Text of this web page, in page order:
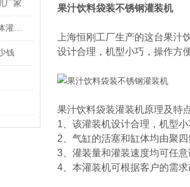
厂家
10-500ml蜂蜜化妆品卧式单头膏体灌装机
钱
果汁饮料袋装不锈钢灌装机
上海恒刚工厂生产的这台果
设计合理，机型小巧，操作方
果汁饮料袋装灌装机原理及特
1、该灌装机设计合理，机型
2、气缸的活塞和缸体均由聚
3、灌装量和灌装速度均可任
4、本灌装机可根据客户的需